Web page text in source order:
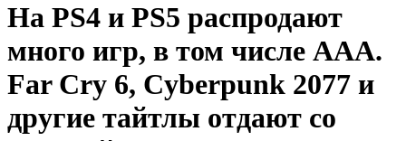
На PS4 и PS5 распродают
много игр, в том числе AAA.
Far Cry 6, Cyberpunk 2077 и
другие тайтлы отдают со